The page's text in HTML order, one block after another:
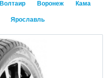
Волтаир Воронеж Кама
Ярославль